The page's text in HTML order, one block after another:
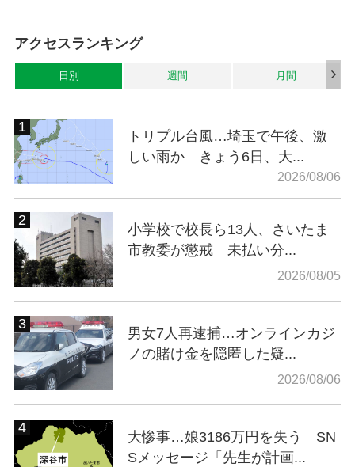
アクセスランキング
日別 週間 月間
トリプル台風…埼玉で午後、激
しい雨か きょう6日、大...
2026/08/06
小学校で校長ら13人、さいたま
市教委が懲戒 未払い分...
2026/08/05
男女7人再逮捕…オンラインカジ
ノの賭け金を隠匿した疑...
2026/08/06
大惨事…娘3186万円を失う SN
Sメッセージ「先生が計画...